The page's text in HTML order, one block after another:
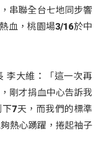
串聯全台七地同步響
血，桃園場3/16於中
李大維：「這一次再
剛才捐血中心告訴我
7天，而我們的標準
熱心踴躍，捲起袖子